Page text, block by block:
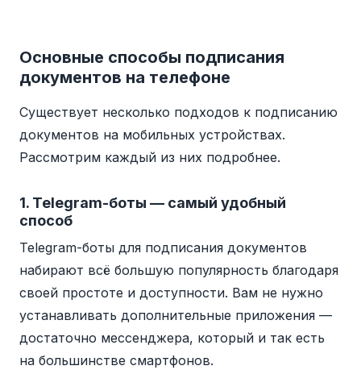
Основные способы подписания
документов на телефоне
Существует несколько подходов к подписанию
документов на мобильных устройствах.
Рассмотрим каждый из них подробнее.
1. Telegram-боты — самый удобный
способ
Telegram-боты для подписания документов
набирают всё большую популярность благодаря
своей простоте и доступности. Вам не нужно
устанавливать дополнительные приложения —
достаточно мессенджера, который и так есть
на большинстве смартфонов.